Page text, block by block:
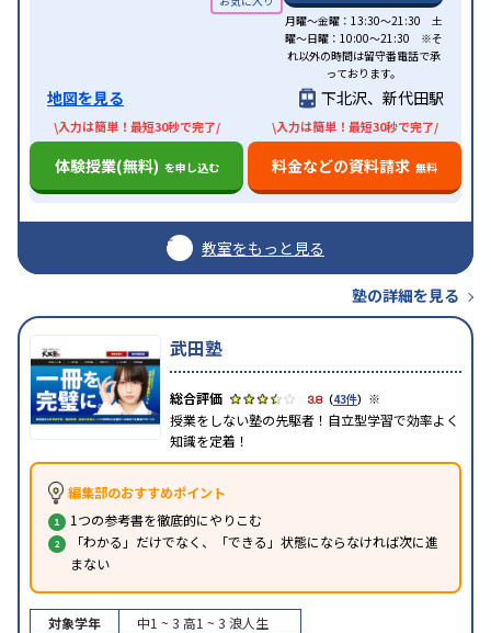
月曜〜金曜：13:30〜21:30 土
曜〜日曜：10:00〜21:30 ※そ
れ以外の時間は留守番電話で承
っております。
地図を見る 下北沢、新代田駅
\入力は簡単！最短30秒で完了/
体験授業(無料) を申し込む
\入力は簡単！最短30秒で完了/
料金などの資料請求 無料
教室をもっと見る
塾の詳細を見る
武田塾
3.8（43件） ※
授業をしない塾の先駆者！自立型学習で効率よく
知識を定着！
編集部のおすすめポイント
1つの参考書を徹底的にやりこむ
「わかる」だけでなく、「できる」状態にならなければ次に進
まない
対象学年 中1 ~ 3 高1 ~ 3 浪人生